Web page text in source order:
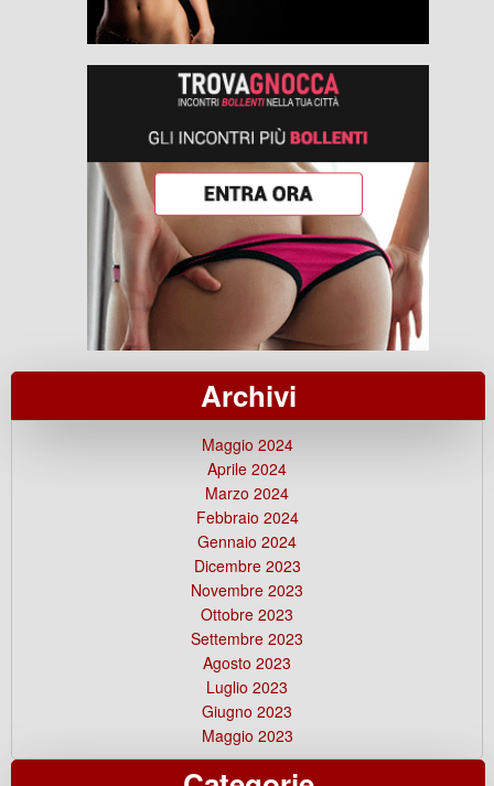
Archivi
Maggio 2024
Aprile 2024
Marzo 2024
Febbraio 2024
Gennaio 2024
Dicembre 2023
Novembre 2023
Ottobre 2023
Settembre 2023
Agosto 2023
Luglio 2023
Giugno 2023
Maggio 2023